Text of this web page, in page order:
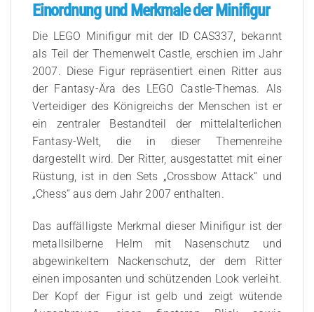
Einordnung und Merkmale der Minifigur
Die LEGO Minifigur mit der ID CAS337, bekannt
als Teil der Themenwelt Castle, erschien im Jahr
2007. Diese Figur repräsentiert einen Ritter aus
der Fantasy-Ära des LEGO Castle-Themas. Als
Verteidiger des Königreichs der Menschen ist er
ein zentraler Bestandteil der mittelalterlichen
Fantasy-Welt, die in dieser Themenreihe
dargestellt wird. Der Ritter, ausgestattet mit einer
Rüstung, ist in den Sets „Crossbow Attack“ und
„Chess“ aus dem Jahr 2007 enthalten.
Das auffälligste Merkmal dieser Minifigur ist der
metallsilberne Helm mit Nasenschutz und
abgewinkeltem Nackenschutz, der dem Ritter
einen imposanten und schützenden Look verleiht.
Der Kopf der Figur ist gelb und zeigt wütende